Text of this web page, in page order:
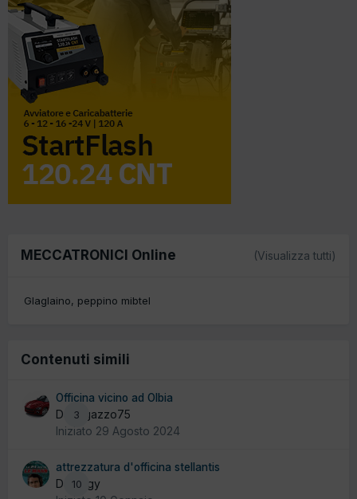
MECCATRONICI Online (Visualizza tutti)
Glaglaino peppino mibtel
Contenuti simili
3
Officina vicino ad Olbia
Da ragazzo75
Iniziato 29 Agosto 2024
10
attrezzatura d'officina stellantis
Da yogy